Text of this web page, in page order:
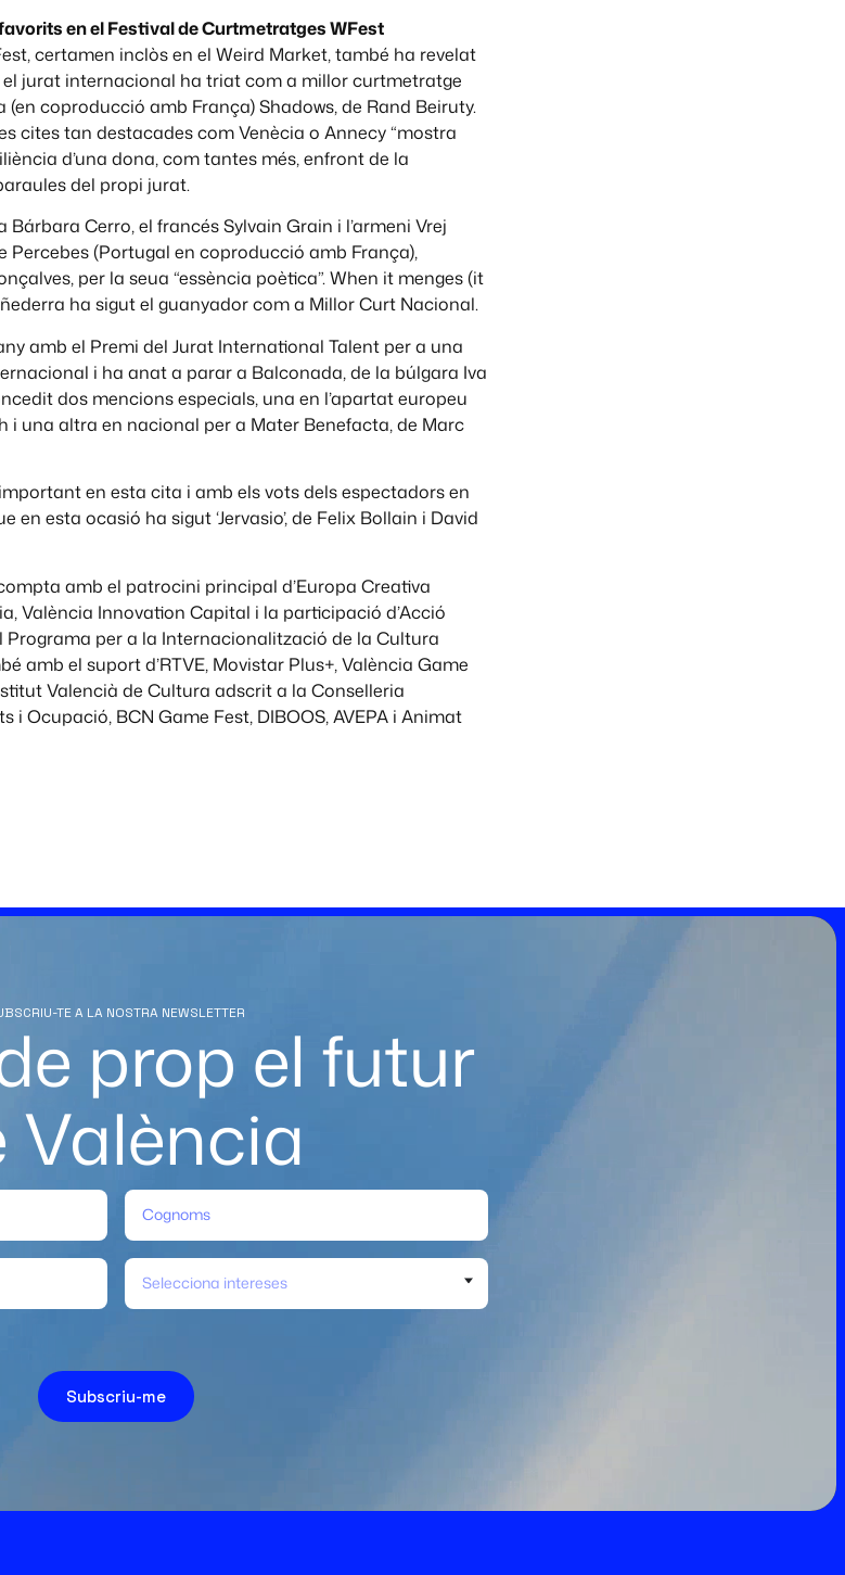
en el Festival de Curtmetratges WFest
certamen inclòs en el Weird Market, també ha revelat
el jurat internacional ha triat com a millor curtmetratge
coproducció amb França) Shadows, de Rand Beiruty.
cites tan destacades com Venècia o Annecy “mostra
d’una dona, com tantes més, enfront de la
del propi jurat.
Bárbara Cerro, el francés Sylvain Grain i l’armeni Vrej
Percebes (Portugal en coproducció amb França),
per la seua “essència poètica”. When it menges (it
ha sigut el guanyador com a Millor Curt Nacional.
amb el Premi del Jurat International Talent per a una
i ha anat a parar a Balconada, de la búlgara Iva
dos mencions especials, una en l’apartat europeu
i una altra en nacional per a Mater Benefacta, de Marc
en esta cita i amb els vots dels espectadors en
en esta ocasió ha sigut ‘Jervasio’, de Felix Bollain i David
amb el patrocini principal d’Europa Creativa
València Innovation Capital i la participació d’Acció
per a la Internacionalització de la Cultura
amb el suport d’RTVE, Movistar Plus+, València Game
Valencià de Cultura adscrit a la Conselleria
i Ocupació, BCN Game Fest, DIBOOS, AVEPA i Animat
TE A LA NOSTRA NEWSLETTER
prop el futur
València
Selecciona intereses
Subscriu-me